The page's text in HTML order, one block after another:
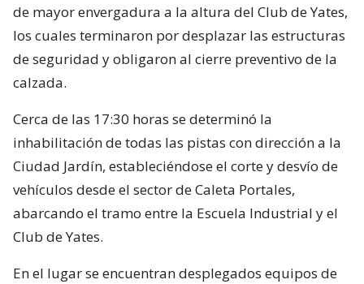
de mayor envergadura a la altura del Club de Yates,
los cuales terminaron por desplazar las estructuras
de seguridad y obligaron al cierre preventivo de la
calzada.
Cerca de las 17:30 horas se determinó la
inhabilitación de todas las pistas con dirección a la
Ciudad Jardín, estableciéndose el corte y desvío de
vehículos desde el sector de Caleta Portales,
abarcando el tramo entre la Escuela Industrial y el
Club de Yates.
En el lugar se encuentran desplegados equipos de